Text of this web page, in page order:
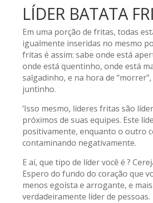
LÍDER BATATA
Em uma porção de fritas, todas
igualmente inseridas no mesmo
fritas é assim: sabe onde está
onde está quentinho, onde está
salgadinho, e na hora de
juntinho.
‘Isso mesmo, líderes fritas são
próximos de suas equipes. Este
positivamente, enquanto o outro
contaminando negativamente.
E aí, que tipo de líder você é ?
Espero do fundo do coração que
menos egoísta e arrogante, e
verdadeiramente líder de pessoas.